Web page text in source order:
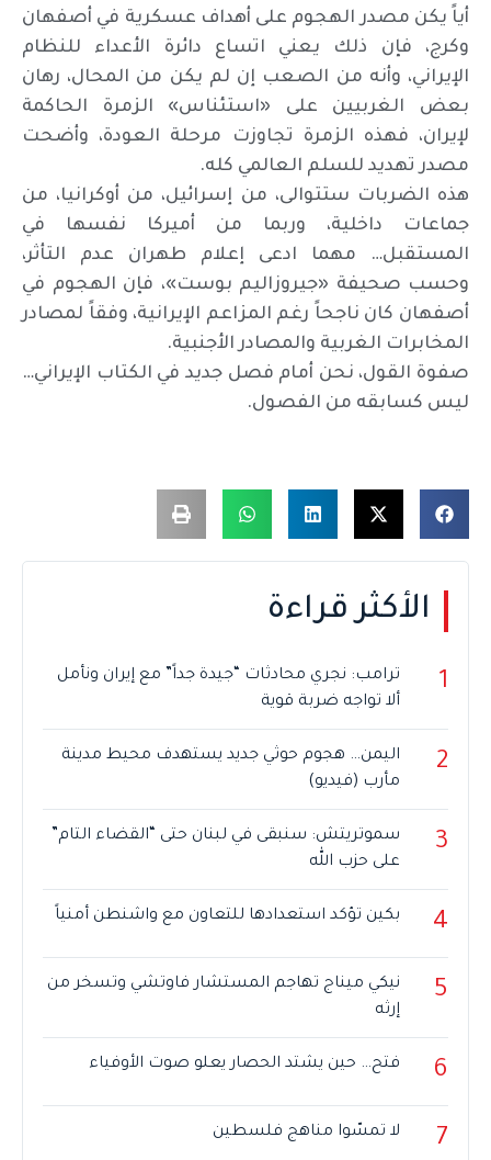
أياً يكن مصدر الهجوم على أهداف عسكرية في أصفهان
وكرج، فإن ذلك يعني اتساع دائرة الأعداء للنظام
الإيراني، وأنه من الصعب إن لم يكن من المحال، رهان
بعض الغربيين على «استئناس» الزمرة الحاكمة
لإيران، فهذه الزمرة تجاوزت مرحلة العودة، وأضحت
مصدر تهديد للسلم العالمي كله.
هذه الضربات ستتوالى، من إسرائيل، من أوكرانيا، من
جماعات داخلية، وربما من أميركا نفسها في
المستقبل… مهما ادعى إعلام طهران عدم التأثر،
وحسب صحيفة «جيروزاليم بوست»، فإن الهجوم في
أصفهان كان ناجحاً رغم المزاعم الإيرانية، وفقاً لمصادر
المخابرات الغربية والمصادر الأجنبية.
صفوة القول، نحن أمام فصل جديد في الكتاب الإيراني…
ليس كسابقه من الفصول.
الأكثر قراءة
1
ترامب: نجري محادثات “جيدة جداً” مع إيران ونأمل
ألا تواجه ضربة قوية
2
اليمن… هجوم حوثي جديد يستهدف محيط مدينة
مأرب (فيديو)
3
سموتريتش: سنبقى في لبنان حتى “القضاء التام”
على حزب الله
4 بكين تؤكد استعدادها للتعاون مع واشنطن أمنياً
5
نيكي ميناج تهاجم المستشار فاوتشي وتسخر من
إرثه
6 فتح… حين يشتد الحصار يعلو صوت الأوفياء
7 لا تمسّوا مناهج فلسطين